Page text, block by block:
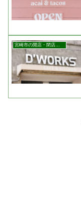
宮崎市の開店・閉店まとめ